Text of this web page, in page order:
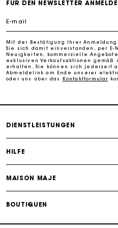
Die Maje-Geschenkkarte:
perfekte
Kostenlose Lieferung
PayPal -
FÜR DEN NEWSLETTER
E-mail
Mit der Bestätigung Ihrer
Sie sich damit einverstanden, per
Neuigkeiten, kommerzielle
exklusiven Verkaufsaktionen gemäß
erhalten. Sie können sich jederzeit
Abmeldelink am Ende unserer
oder uns über das
Kontaktformular
DIENSTLEISTUNGEN
HILFE
MAISON MAJE
BOUTIQUEN